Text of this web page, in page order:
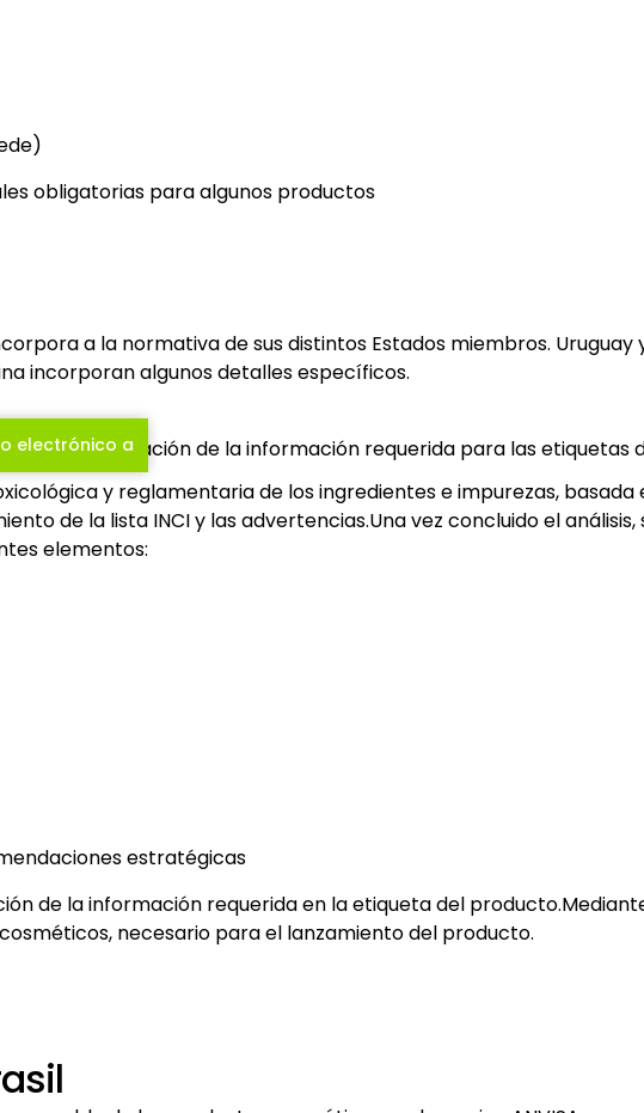
obligatorias para algunos productos
a la normativa de sus distintos Estados miembros.
incorporan algunos detalles específicos.
y la verificación de la información requerida para las etiquetas
y reglamentaria de los ingredientes e impurezas, basada
de la lista INCI y las advertencias.Una vez concluido el
elementos:
estratégicas
de la información requerida en la etiqueta del
necesario para el lanzamiento del producto.
electrónico a